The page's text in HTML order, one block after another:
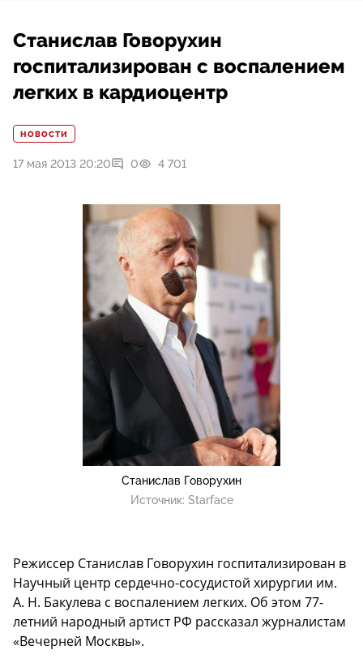
Станислав Говорухин
госпитализирован с воспалением
легких в кардиоцентр
НОВОСТИ
17 мая 2013 20:20 0 4 701
Станислав Говорухин
Источник: Starface
Режиссер Станислав Говорухин госпитализирован в
Научный центр сердечно-сосудистой хирургии им.
А. Н. Бакулева с воспалением легких. Об этом 77-
летний народный артист РФ рассказал журналистам
«Вечерней Москвы».